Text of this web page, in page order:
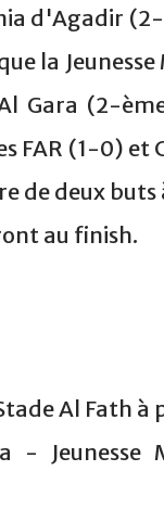
d'Agadir
la
Gara (2-
FAR (1-0) et
de deux buts
au finish.
Al Fath à
- Jeunesse